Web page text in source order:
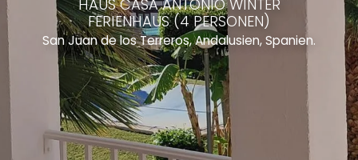
HAUS CASA ANTONIO WINTER
FERIENHAUS (4 PERSONEN)
San Juan de los Terreros, Andalusien, Spanien.